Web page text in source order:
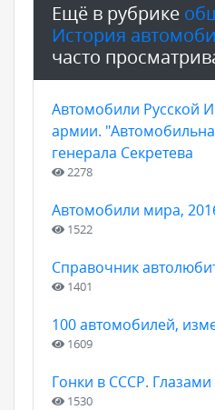
Ещё в рубрике
История
часто
Автомобили Русской
армии.
генерала Секретева
2278
Автомобили мира,
1522
Справочник
1401
100 автомобилей,
1609
Гонки в СССР. Глазами
1530